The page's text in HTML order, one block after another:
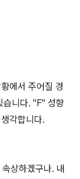
에서 주어질 경
습니다. "F" 성향
각합니다.
상하겠구나. 내